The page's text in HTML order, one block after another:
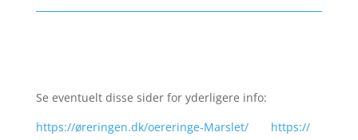
Se eventuelt disse sider for yderligere info:
https://øreringen.dk/oereringe-Marslet/
https://